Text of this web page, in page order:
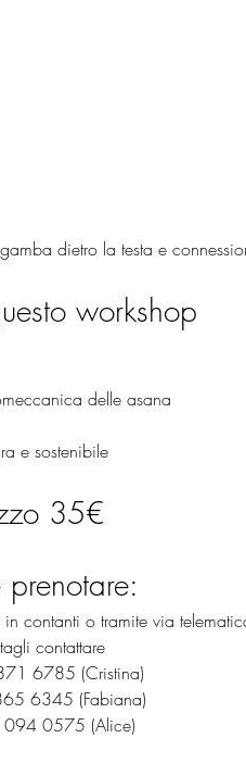
dietro la testa e
workshop
delle asana
e sostenibile
35€
contanti o tramite via
contattare
6785 (Cristina)
6345 (Fabiana)
0575 (Alice)